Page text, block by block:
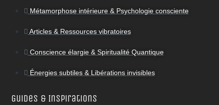
Métamorphose intérieure & Psychologie consciente
Articles & Ressources vibratoires
Conscience élargie & Spiritualité Quantique
Énergies subtiles & Libérations invisibles
Guides & Inspirations